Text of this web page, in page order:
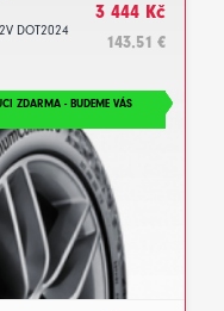
DOT2024
3 444 Kč
143.51 €
ZDARMA - BUDEME VÁS